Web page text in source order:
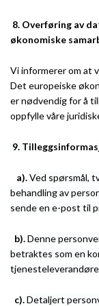
8. Overføring av
økonomiske
Vi informerer om at
Det europeiske
er nødvendig for å
oppfylle våre
9.
a).Ved spørsmål,
behandling av
sende en e-post til
b).Denne
betraktes som en
c).Detaljert